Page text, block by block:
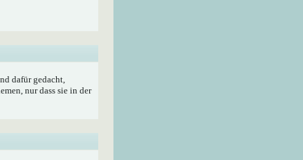
dafür gedacht,
nur dass sie in der